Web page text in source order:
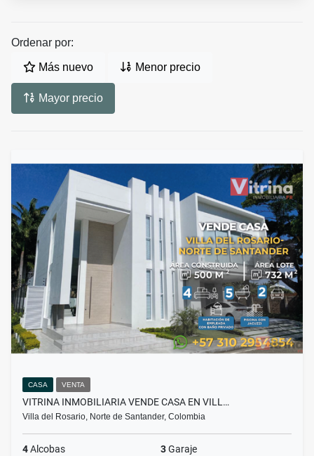
Ordenar por:
Más nuevo Menor precio
Mayor precio
CASA VENTA
VITRINA INMOBILIARIA VENDE CASA EN VILL…
Villa del Rosario, Norte de Santander, Colombia
4Alcobas 3Garaje